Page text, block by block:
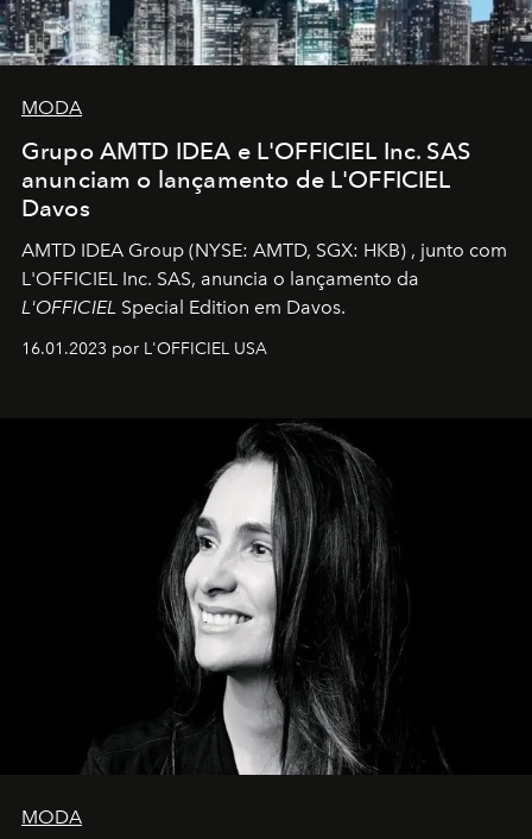
MODA
Grupo AMTD IDEA e L'OFFICIEL Inc. SAS
anunciam o lançamento de L'OFFICIEL
Davos
AMTD IDEA Group (NYSE: AMTD, SGX: HKB) , junto com
L'OFFICIEL Inc. SAS, anuncia o lançamento da
L'OFFICIEL Special Edition em Davos.
16.01.2023 por L'OFFICIEL USA
MODA